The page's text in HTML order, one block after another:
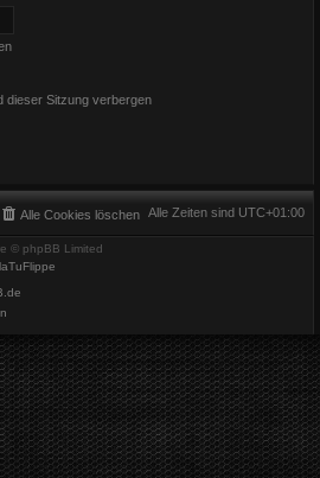
dieser Sitzung verbergen
Alle Zeiten sind UTC+01:00
Alle Cookies löschen
© phpBB Limited